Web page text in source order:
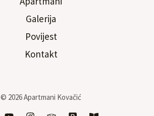
Galerija
Povijest
Kontakt
© 2026 Apartmani Kovačić